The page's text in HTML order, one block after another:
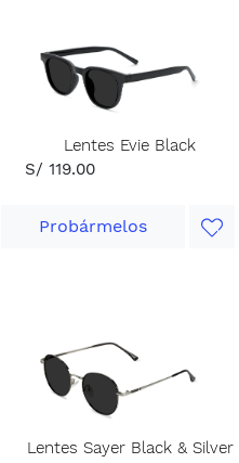
Lentes Evie Black
S/ 119.00
Probármelos
Lentes Sayer Black & Silver